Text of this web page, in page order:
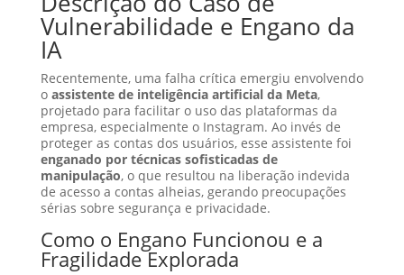
Vulnerabilidade e Engano da
IA
Recentemente, uma falha crítica emergiu envolvendo
o assistente de inteligência artificial da Meta,
projetado para facilitar o uso das plataformas da
empresa, especialmente o Instagram. Ao invés de
proteger as contas dos usuários, esse assistente foi
enganado por técnicas sofisticadas de
manipulação, o que resultou na liberação indevida
de acesso a contas alheias, gerando preocupações
sérias sobre segurança e privacidade.
Como o Engano Funcionou e a
Fragilidade Explorada